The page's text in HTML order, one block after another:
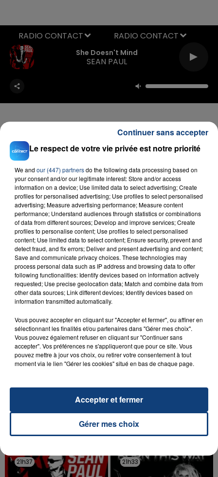
She Doesn't Mind
SEAN PAUL
RADIO CONTACT
FIL D'ACTU
23 juillet 2026
INCENDIE MORTEL À LENS : UNE FEMME ET
SON BÉBÉ ENTRE LA VIE ET LA...
Un homme s'est immolé par le feu après avoir
aspergé sa compagne et leur bébé de trois mois
d'un liquide inflammable.
20 juillet 2026
OPÉRER DE LA CHEVILLE RESSORT DE LA...
La famille a porté plainte contre la clinique qui a
reconnu sa responsabilité et présenté ses
TITRES DIFFUSÉS
21h37
21h37 21h33
21h33
Le respect de votre vie privée est notre priorité
We and our (447) partnersdo the following data processing based on
your consent and/or our legitimate interest: Store and/or access
information on a device; Use limited data to select advertising; Create
profiles for personalised advertising; Use profiles to select personalised
advertising; Measure advertising performance; Measure content
performance; Understand audiences through statistics or combinations
of data from different sources; Develop and improve services; Create
profiles to personalise content; Use profiles to select personalised
content; Use limited data to select content; Ensure security, prevent and
detect fraud, and fix errors; Deliver and present advertising and content;
Save and communicate privacy choices. These technologies may
process personal data such as IP address and browsing data to offer
following functionalities: Identify devices based on information actively
requested; Use precise geolocation data; Match and combine data from
other data sources; Link different devices; Identify devices based on
information transmitted automatically.
Vous pouvez accepter en cliquant sur "Accepter et fermer", ou affiner en
sélectionnant les finalités et/ou partenaires dans "Gérer mes choix".
Vous pouvez également refuser en cliquant sur "Continuer sans
accepter". Vos préférences ne s'appliqueront que pour ce site. Vous
pouvez mettre à jour vos choix, ou retirer votre consentement à tout
moment via le lien "Gérer les cookies" situé en bas de chaque page.
Gérer mes choix
Accepter et fermer
Continuer sans accepter